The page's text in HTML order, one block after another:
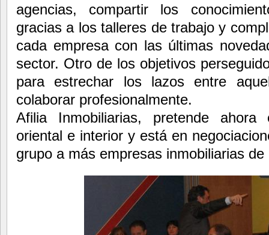
agencias, compartir los
gracias a los talleres de trabajo y
cada empresa con las últimas
sector. Otro de los objetivos
para estrechar los lazos entre
colaborar profesionalmente.
Afilia Inmobiliarias, pretende
oriental e interior y está en
grupo a más empresas inmobiliarias de